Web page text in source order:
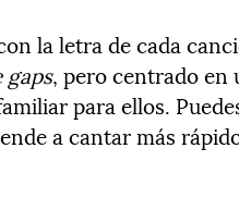
la letra de cada
, pero centrado en
para ellos.
a cantar más